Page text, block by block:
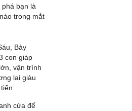
phá bạn là
trong mắt
Bảy
con giáp
vận trình
lai giàu
cửa để